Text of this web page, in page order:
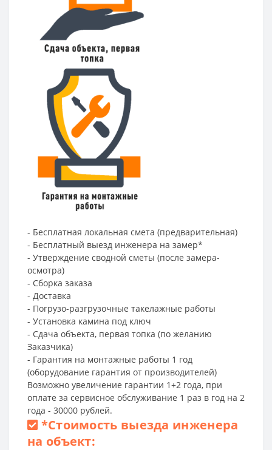
- Бесплатная локальная смета (предварительная)
- Бесплатный выезд инженера на замер*
- Утверждение сводной сметы (после замера-
осмотра)
- Сборка заказа
- Доставка
- Погрузо-разгрузочные такелажные работы
- Установка камина под ключ
- Сдача объекта, первая топка (по желанию
Заказчика)
- Гарантия на монтажные работы 1 год
(оборудование гарантия от производителей)
Возможно увеличение гарантии 1+2 года, при
оплате за сервисное обслуживание 1 раз в год на 2
года - 30000 рублей.
*Стоимость выезда инженера
на объект: